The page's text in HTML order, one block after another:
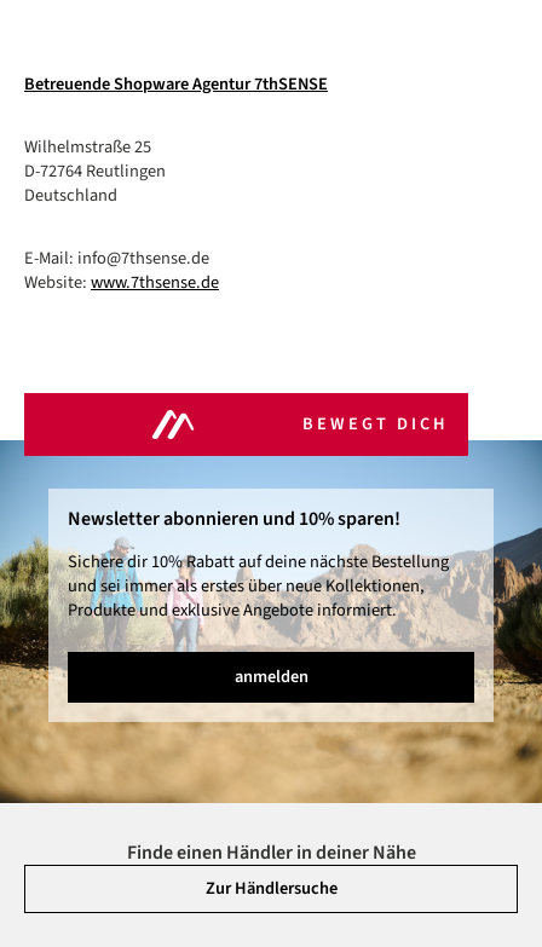
Betreuende Shopware Agentur 7thSENSE
Wilhelmstraße 25
D-72764 Reutlingen
Deutschland
E-Mail: info@7thsense.de
Website:www.7thsense.de
BEWEGT DICH
Newsletter abonnieren und 10% sparen!
Sichere dir 10% Rabatt auf deine nächste Bestellung
und sei immer als erstes über neue Kollektionen,
Produkte und exklusive Angebote informiert.
anmelden
Finde einen Händler in deiner Nähe
Zur Händlersuche